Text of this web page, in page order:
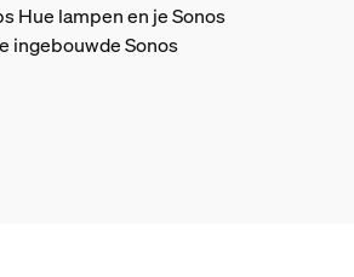
Hue lampen en je Sonos
ingebouwde Sonos